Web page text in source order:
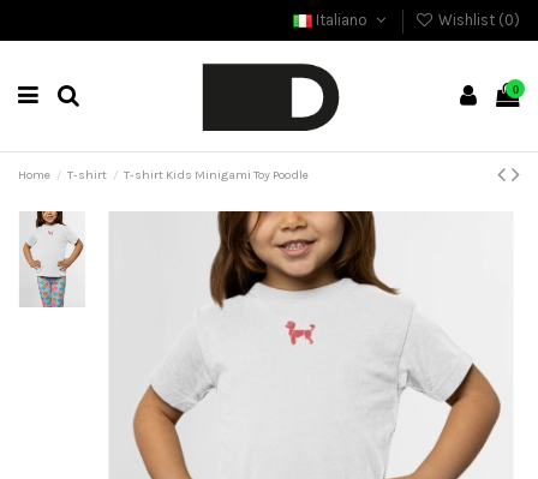
Italiano Wishlist (0)
0
Home T-shirt T-shirt Kids Minigami Toy Poodle